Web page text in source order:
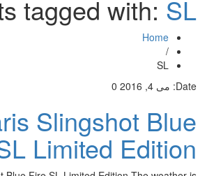
tagged with:SL
Home
/
SL
Date: می 4, 2016 0
Slingshot Blue
Limited Edition